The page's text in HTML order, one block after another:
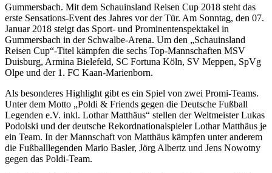
Gummersbach. Mit dem Schauinsland Reisen Cup 2018 steht das
erste Sensations-Event des Jahres vor der Tür. Am Sonntag, den 07.
Januar 2018 steigt das Sport- und Prominentenspektakel in
Gummersbach in der Schwalbe-Arena. Um den „Schauinsland
Reisen Cup“-Titel kämpfen die sechs Top-Mannschaften MSV
Duisburg, Armina Bielefeld, SC Fortuna Köln, SV Meppen, SpVg
Olpe und der 1. FC Kaan-Marienborn.
Als besonderes Highlight gibt es ein Spiel von zwei Promi-Teams.
Unter dem Motto „Poldi & Friends gegen die Deutsche Fußball
Legenden e.V. inkl. Lothar Matthäus“ stellen der Weltmeister Lukas
Podolski und der deutsche Rekordnationalspieler Lothar Matthäus je
ein Team. In der Mannschaft von Matthäus kämpfen unter anderem
die Fußballlegenden Mario Basler, Jörg Albertz und Jens Nowotny
gegen das Poldi-Team.